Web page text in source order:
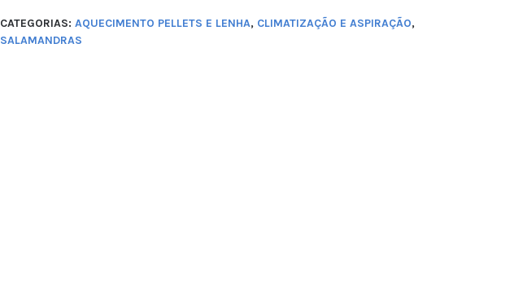
CATEGORIAS: AQUECIMENTO PELLETS E LENHA, CLIMATIZAÇÃO E ASPIRAÇÃO,
SALAMANDRAS